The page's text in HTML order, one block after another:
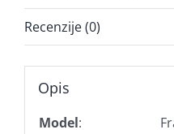
Recenzije (0)
Opis
Model: